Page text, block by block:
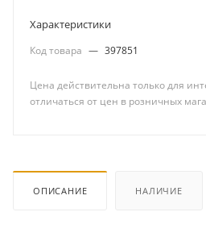
Характеристики
Код товара — 397851
Цена действительна только для
отличаться от цен в розничных
ОПИСАНИЕ НАЛИЧИЕ